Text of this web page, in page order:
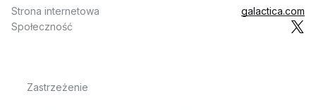
Strona internetowa
galactica.com
Społeczność
Zastrzeżenie